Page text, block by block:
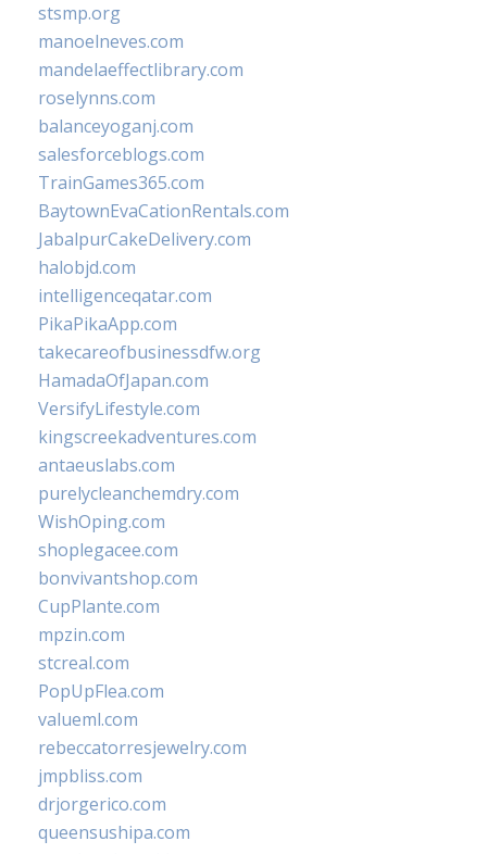
stsmp.org
manoelneves.com
mandelaeffectlibrary.com
roselynns.com
balanceyoganj.com
salesforceblogs.com
TrainGames365.com
BaytownEvaCationRentals.com
JabalpurCakeDelivery.com
halobjd.com
intelligenceqatar.com
PikaPikaApp.com
takecareofbusinessdfw.org
HamadaOfJapan.com
VersifyLifestyle.com
kingscreekadventures.com
antaeuslabs.com
purelycleanchemdry.com
WishOping.com
shoplegacee.com
bonvivantshop.com
CupPlante.com
mpzin.com
stcreal.com
PopUpFlea.com
valueml.com
rebeccatorresjewelry.com
jmpbliss.com
drjorgerico.com
queensushipa.com